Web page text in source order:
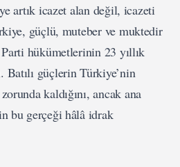
artık icazet alan değil, icazeti
güçlü, muteber ve muktedir
hükümetlerinin 23 yıllık
Batılı güçlerin Türkiye’nin
kaldığını, ancak ana
bu gerçeği hâlâ idrak